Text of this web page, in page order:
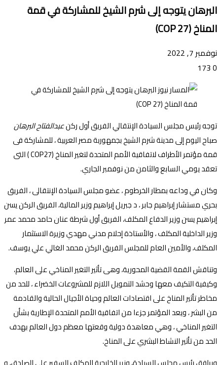
البرهان يتوجه إلى شرم الشيخ للمشاركة في قمة
المناخ (27 COP)
نوفمبر 7, 2022
0
توجه رئيس مجلس السيادة الإنتقالي الفريق أول ركنعبدالفتاح البرهان
صباح اليوم إلى مدينة شرم الشيخ بجمهوربة مصر العربية ، للمشاركة فى
قمة مؤتمر الأطراف لاتفاقية الأمم المتحدة لتغير المناخ (COP27 ) التى
تعقد يومي السابع والثامن من نوفمبر الجاري.
وكان في وداعه بمطار الخرطوم ، عضو مجلس السيادة الإنتقالى ، الفريق
بحري مستشار إبراهيم جابر ، د جبريل إبراهيم وزير المالية، الفريق الركن يسن
إبراهيم يسن وزير الدفاع المكلف، الفريق أول شرطة عنان حامد محمد عمر
وزير الداخلية المكلف ، والأستاذة إحلام مدني مهدي وزيرة الاستثمار
المكلف، والأمين العام للمجلس الفريق الركن محمد الغالي علي يوسف.
وتناقش القمة القضية المحورية، وهى تأثير التغير المناخي على العالم،
وكيفية التكيف معها وحشد التمويل اللازم للمشروعات الخضراء ، للحد من
مخاطر تأثير المناخ على اقتصادات العالم وحياة الأجيال الحالية والقادمة
من البشر ، ويعد المؤتمر جزءا من اتفاقية الأمم المتحدة الإطارية بشأن
التغير المناخي ، وهي معاهدة دولية وقعتها معظم دول العالم بهدف
الحد من تأثير النشاط البشري على المناخ.